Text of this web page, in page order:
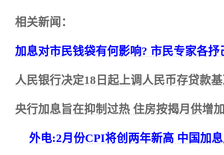
相关新闻：
加息对市民钱袋有何影响? 市民专家各抒
人民银行决定18日起上调人民币存贷款
央行加息旨在抑制过热 住房按揭月供增
外电:2月份CPI将创两年新高 中国加